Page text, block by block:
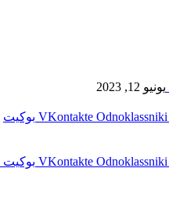
يونيو 12, 2023
Odnoklassniki
بوكيت
Odnoklassniki بوكيت